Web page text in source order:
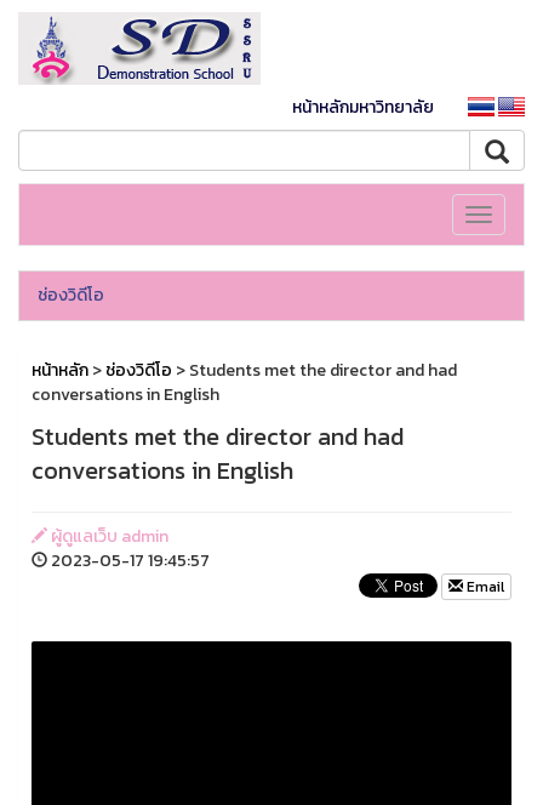
หน้าหลักมหาวิทยาลัย
Toggle
ช่องวิดีโอ
หน้าหลัก>ช่องวิดีโอ > Students met the director and had
conversations in English
Students met the director and had
conversations in English
ผู้ดูแลเว็บ admin
2023-05-17 19:45:57
Email